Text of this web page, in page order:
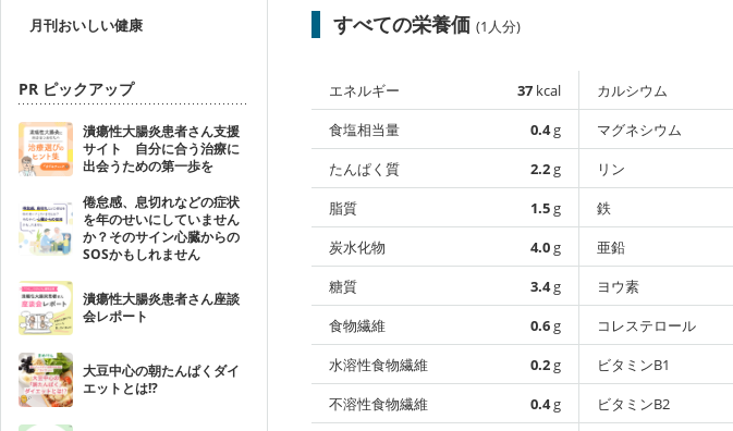
月刊おいしい健康
PR ピックアップ
潰瘍性大腸炎患者さん支援
サイト 自分に合う治療に
出会うための第一歩を
倦怠感、息切れなどの症状
を年のせいにしていません
か？そのサイン心臓からの
SOSかもしれません
潰瘍性大腸炎患者さん座談
会レポート
大豆中心の朝たんぱくダイ
エットとは!?
すべての栄養価 (1人分)
エネルギー 37 kcal
食塩相当量
0.4g
たんぱく質
2.2g
脂質
1.5g
炭水化物
4.0g
糖質
3.4g
食物繊維
0.6g
水溶性食物繊維
0.2g
不溶性食物繊維
0.4g
カルシウム
マグネシウム
リン
鉄
亜鉛
ヨウ素
コレステロール
ビタミンB1
ビタミンB2